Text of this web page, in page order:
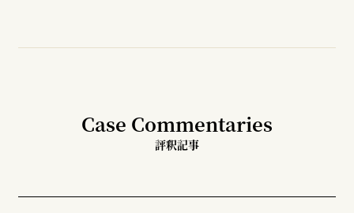
Case Commentaries
評釈記事